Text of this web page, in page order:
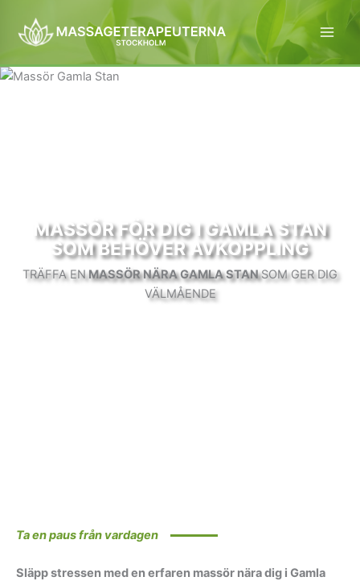
innehåll
MASSÖR FÖR DIG I GAMLA STAN
SOM BEHÖVER AVKOPPLING
TRÄFFA ENMASSÖR NÄRA GAMLA STANSOM GER DIG
VÄLMÅENDE
Ta en paus från vardagen
Släpp stressen med en erfaren massör nära dig i Gamla